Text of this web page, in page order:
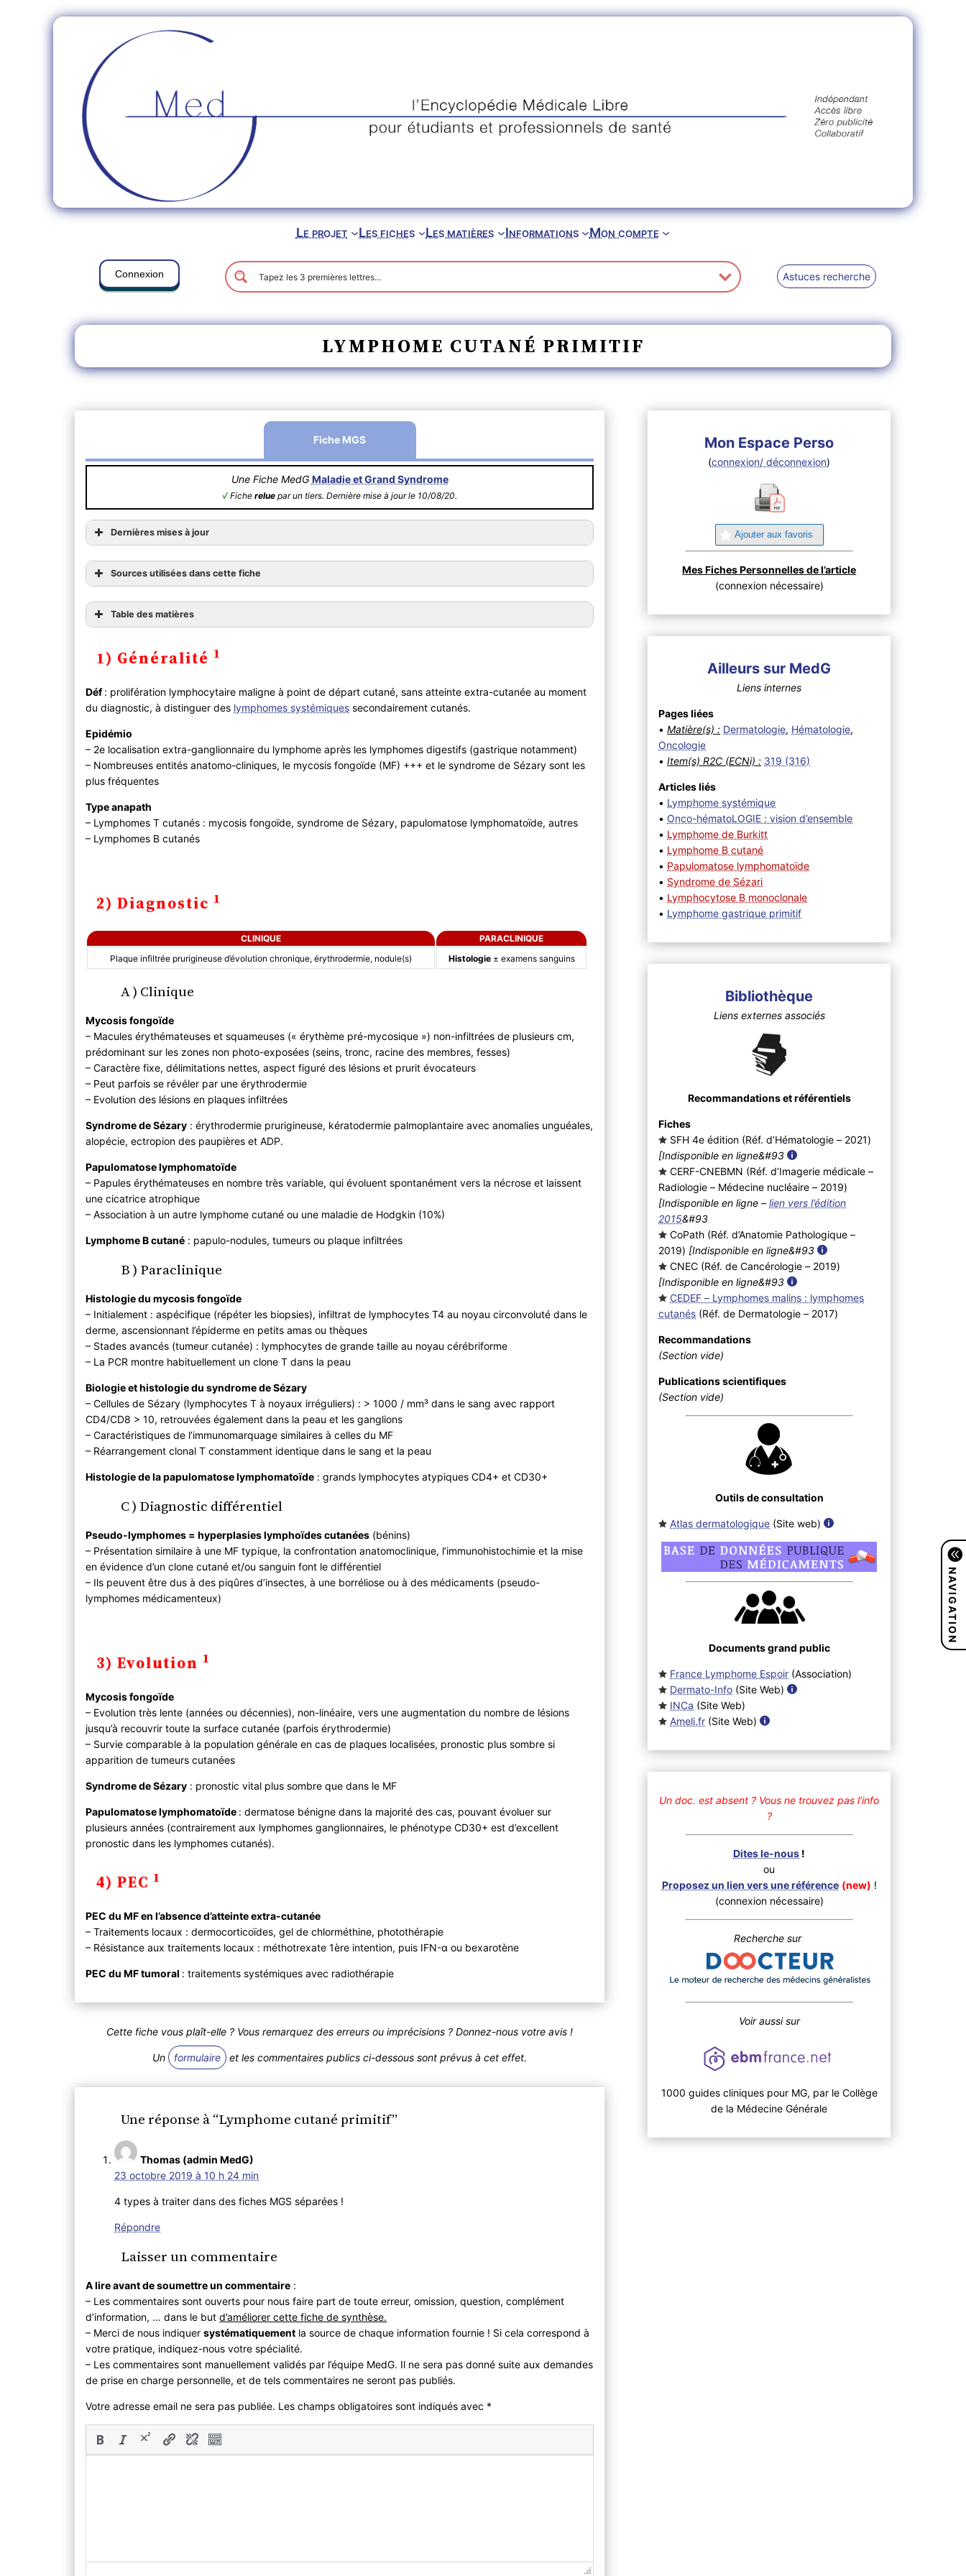
Le projet Les fiches Les matières Informations Mon compte
Connexion Astuces recherche
LYMPHOME CUTANÉ PRIMITIF
Fiche MGS
Une Fiche MedG Maladie et Grand Syndrome
√ Ficherelue par un tiers. Dernière mise à jour le 10/08/20.
Dernières mises à jour
Sources utilisées dans cette fiche
Table des matières
2) Diagnostic
A ) Clinique
B ) Paraclinique
3) Evolution
4) PEC
1) Généralité 1
Déf: prolifération lymphocytaire maligne à point de départ cutané, sans atteinte extra-cutanée au moment
du diagnostic, à distinguer des lymphomes systémiques secondairement cutanés.
Epidémio
– 2e localisation extra-ganglionnaire du lymphome après les lymphomes digestifs (gastrique notamment)
– Nombreuses entités anatomo-cliniques, le mycosis fongoïde (MF) +++ et le syndrome de Sézary sont les
plus fréquentes
Type anapath
– Lymphomes T cutanés : mycosis fongoïde, syndrome de Sézary, papulomatose lymphomatoïde, autres
– Lymphomes B cutanés
2) Diagnostic 1
CLINIQUE
PARACLINIQUE
Plaque infiltrée prurigineuse d’évolution chronique, érythrodermie, nodule(s)
Histologie± examens sanguins
A ) Clinique
Mycosis fongoïde
– Macules érythémateuses et squameuses (« érythème pré-mycosique ») non-infiltrées de plusieurs cm,
prédominant sur les zones non photo-exposées (seins, tronc, racine des membres, fesses)
– Caractère fixe, délimitations nettes, aspect figuré des lésions et prurit évocateurs
– Peut parfois se révéler par une érythrodermie
– Evolution des lésions en plaques infiltrées
Syndrome de Sézary : érythrodermie prurigineuse, kératodermie palmoplantaire avec anomalies unguéales,
alopécie, ectropion des paupières et ADP.
Papulomatose lymphomatoïde
– Papules érythémateuses en nombre très variable, qui évoluent spontanément vers la nécrose et laissent
une cicatrice atrophique
– Association à un autre lymphome cutané ou une maladie de Hodgkin (10%)
Lymphome B cutané : papulo-nodules, tumeurs ou plaque infiltrées
B ) Paraclinique
Histologie du mycosis fongoïde
– Initialement : aspécifique (répéter les biopsies), infiltrat de lymphocytes T4 au noyau circonvoluté dans le
derme, ascensionnant l’épiderme en petits amas ou thèques
– Stades avancés (tumeur cutanée) : lymphocytes de grande taille au noyau cérébriforme
– La PCR montre habituellement un clone T dans la peau
Biologie et histologie du syndrome de Sézary
– Cellules de Sézary (lymphocytes T à noyaux irréguliers) : > 1000 / mm³ dans le sang avec rapport
CD4/CD8 > 10, retrouvées également dans la peau et les ganglions
– Caractéristiques de l’immunomarquage similaires à celles du MF
– Réarrangement clonal T constamment identique dans le sang et la peau
Histologie de la papulomatose lymphomatoïde : grands lymphocytes atypiques CD4+ et CD30+
C ) Diagnostic différentiel
Pseudo-lymphomes = hyperplasies lymphoïdes cutanées (bénins)
– Présentation similaire à une MF typique, la confrontation anatomoclinique, l’immunohistochimie et la mise
en évidence d’un clone cutané et/ou sanguin font le différentiel
– Ils peuvent être dus à des piqûres d’insectes, à une borréliose ou à des médicaments (pseudo-
lymphomes médicamenteux)
3) Evolution 1
Mycosis fongoïde
– Evolution très lente (années ou décennies), non-linéaire, vers une augmentation du nombre de lésions
jusqu’à recouvrir toute la surface cutanée (parfois érythrodermie)
– Survie comparable à la population générale en cas de plaques localisées, pronostic plus sombre si
apparition de tumeurs cutanées
Syndrome de Sézary : pronostic vital plus sombre que dans le MF
Papulomatose lymphomatoïde : dermatose bénigne dans la majorité des cas, pouvant évoluer sur
plusieurs années (contrairement aux lymphomes ganglionnaires, le phénotype CD30+ est d’excellent
pronostic dans les lymphomes cutanés).
4) PEC 1
PEC du MF en l’absence d’atteinte extra-cutanée
– Traitements locaux : dermocorticoïdes, gel de chlorméthine, photothérapie
– Résistance aux traitements locaux : méthotrexate 1ère intention, puis IFN-α ou bexarotène
PEC du MF tumoral : traitements systémiques avec radiothérapie
Cette fiche vous plaît-elle ? Vous remarquez des erreurs ou imprécisions ? Donnez-nous votre avis !
Un formulaire et les commentaires publics ci-dessous sont prévus à cet effet.
Une réponse à “Lymphome cutané primitif”
Thomas (admin MedG)
23 octobre 2019 à 10 h 24 min
4 types à traiter dans des fiches MGS séparées !
Répondre
Laisser un commentaire
A lire avant de soumettre un commentaire :
– Les commentaires sont ouverts pour nous faire part de toute erreur, omission, question, complément
d’information, … dans le butd’améliorer cette fiche de synthèse.
– Merci de nous indiquersystématiquement la source de chaque information fournie ! Si cela correspond à
votre pratique, indiquez-nous votre spécialité.
– Les commentaires sont manuellement validés par l’équipe MedG. Il ne sera pas donné suite aux demandes
de prise en charge personnelle, et de tels commentaires ne seront pas publiés.
Votre adresse email ne sera pas publiée. Les champs obligatoires sont indiqués avec *
Mon Espace Perso
(connexion/ déconnexion)
Ajouter aux favoris
Mes Fiches Personnelles de l’article
(connexion nécessaire)
Ailleurs sur MedG
Liens internes
Pages liées
•Matière(s) : Dermatologie, Hématologie,
Oncologie
•Item(s) R2C (ECNi) : 319 (316)
Articles liés
• Lymphome systémique
• Onco-hématoLOGIE : vision d’ensemble
• Lymphome de Burkitt
• Lymphome B cutané
• Papulomatose lymphomatoïde
• Syndrome de Sézari
• Lymphocytose B monoclonale
• Lymphome gastrique primitif
Bibliothèque
Liens externes associés
Recommandations et référentiels
Fiches
SFH 4e édition (Réf. d’Hématologie – 2021)
[Indisponible en ligne&#93
CERF-CNEBMN (Réf. d’Imagerie médicale –
Radiologie – Médecine nucléaire – 2019)
[Indisponible en ligne –lien vers l’édition
2015&#93
CoPath (Réf. d’Anatomie Pathologique –
2019) [Indisponible en ligne&#93
CNEC (Réf. de Cancérologie – 2019)
[Indisponible en ligne&#93
CEDEF – Lymphomes malins : lymphomes
cutanés (Réf. de Dermatologie – 2017)
Recommandations
(Section vide)
Publications scientifiques
(Section vide)
Outils de consultation
Atlas dermatologique (Site web)
Documents grand public
France Lymphome Espoir (Association)
Dermato-Info (Site Web)
INCa (Site Web)
Ameli.fr (Site Web)
Un doc. est absent ? Vous ne trouvez pas l’info
?
Dites le-nous !
ou
Proposez un lien vers une référence (new) !
(connexion nécessaire)
Recherche sur
Voir aussi sur
1000 guides cliniques pour MG, par le Collège
de la Médecine Générale
NAVIGATION